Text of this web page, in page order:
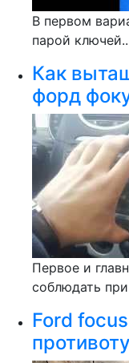
В первом
парой
Как
форд
Первое и
соблюдать
Ford